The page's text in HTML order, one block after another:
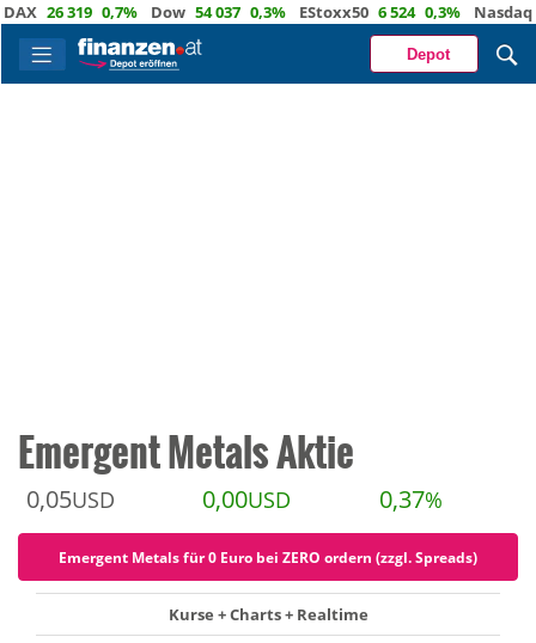
26 319 0,7% Dow 54 037 0,3% EStoxx50 6 524 0,3% Nasdaq 29
Depot
Emergent Metals Aktie
0,05USD 0,00USD 0,37%
Emergent Metals für 0 Euro bei ZERO ordern (zzgl. Spreads)
Kurse + Charts + Realtime